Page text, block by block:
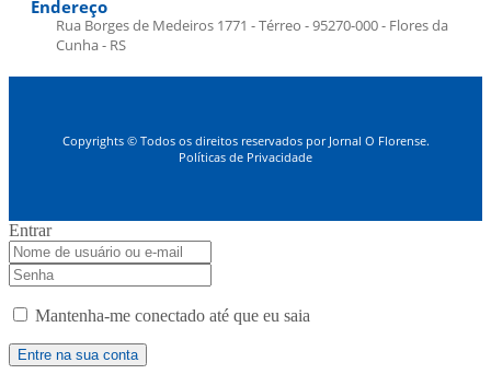
Endereço
Rua Borges de Medeiros 1771 - Térreo - 95270-000 - Flores da
Cunha - RS
Copyrights © Todos os direitos reservados por Jornal O Florense.
Políticas de Privacidade
Entrar
Mantenha-me conectado até que eu saia